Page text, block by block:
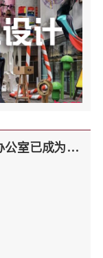
你们可以来考ISEB啦！伦敦家庭办公室已成为全球第一批ISEB认证考点！